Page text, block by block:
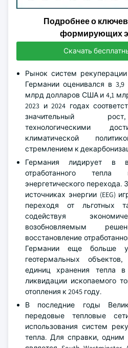
Подробнее о
формирующих
Скачать
Рынок систем рекуперации
Германии оценивался в
млрд долларов США и 4,1
2023 и 2024 годах
значительный
технологическими
климатической
стремлением к
Германия лидирует в
отработанного
энергетического перехода.
источниках энергии (EEG)
переходя от льготных
содействуя
возобновляемым
восстановление
Германии еще больше
геотермальных
единиц хранения тепла
ликвидации ископаемого
отопления к 2045 году.
В последние годы
передовые тепловые
использования систем
тепла. Для справки, одним